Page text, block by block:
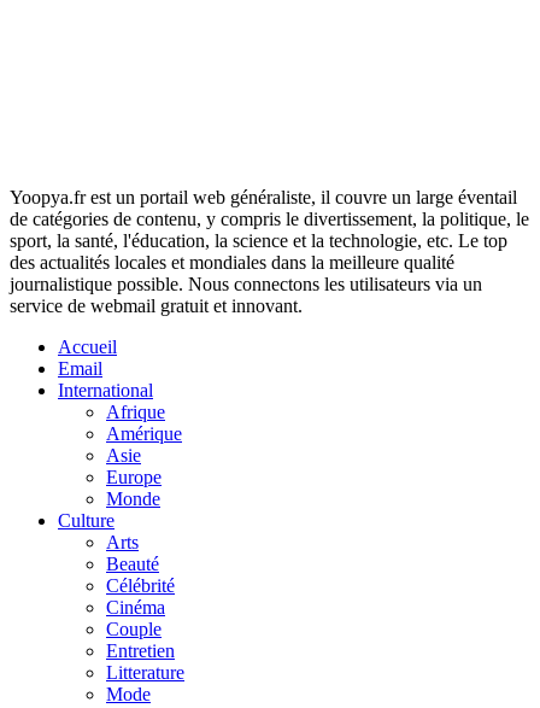
Yoopya.fr est un portail web généraliste, il couvre un large éventail
de catégories de contenu, y compris le divertissement, la politique, le
sport, la santé, l'éducation, la science et la technologie, etc. Le top
des actualités locales et mondiales dans la meilleure qualité
journalistique possible. Nous connectons les utilisateurs via un
service de webmail gratuit et innovant.
Accueil
Email
International
Afrique
Amérique
Asie
Europe
Monde
Culture
Arts
Beauté
Célébrité
Cinéma
Couple
Entretien
Litterature
Mode